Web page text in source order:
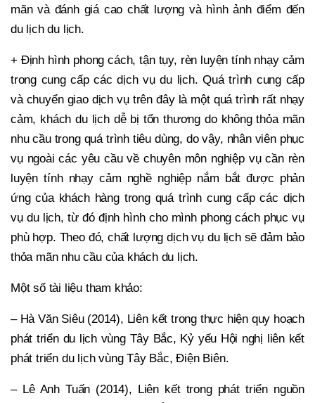
mãn và đánh giá cao chất lượng và hình ảnh điểm đến
du lịch du lịch.
+ Định hình phong cách, tận tụy, rèn luyện tính nhạy cảm
trong cung cấp các dịch vụ du lịch. Quá trình cung cấp
và chuyển giao dịch vụ trên đây là một quá trình rất nhạy
cảm, khách du lịch dễ bị tổn thương do không thỏa mãn
nhu cầu trong quá trình tiêu dùng, do vậy, nhân viên phục
vụ ngoài các yêu cầu về chuyên môn nghiệp vụ cần rèn
luyện tính nhạy cảm nghề nghiệp nắm bắt được phản
ứng của khách hàng trong quá trình cung cấp các dịch
vụ du lịch, từ đó định hình cho mình phong cách phục vụ
phù hợp. Theo đó, chất lượng dịch vụ du lịch sẽ đảm bảo
thỏa mãn nhu cầu của khách du lịch.
Một số tài liệu tham khảo:
– Hà Văn Siêu (2014), Liên kết trong thực hiện quy hoạch
phát triển du lịch vùng Tây Bắc, Kỷ yếu Hội nghị liên kết
phát triển du lịch vùng Tây Bắc, Điện Biên.
– Lê Anh Tuấn (2014), Liên kết trong phát triển nguồn